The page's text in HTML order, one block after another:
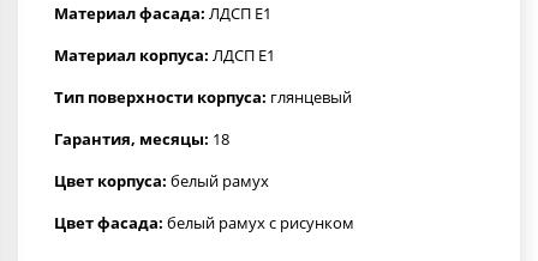
Материал фасада: ЛДСП Е1
Материал корпуса: ЛДСП Е1
Тип поверхности корпуса: глянцевый
Гарантия, месяцы: 18
Цвет корпуса: белый рамух
Цвет фасада: белый рамух с рисунком